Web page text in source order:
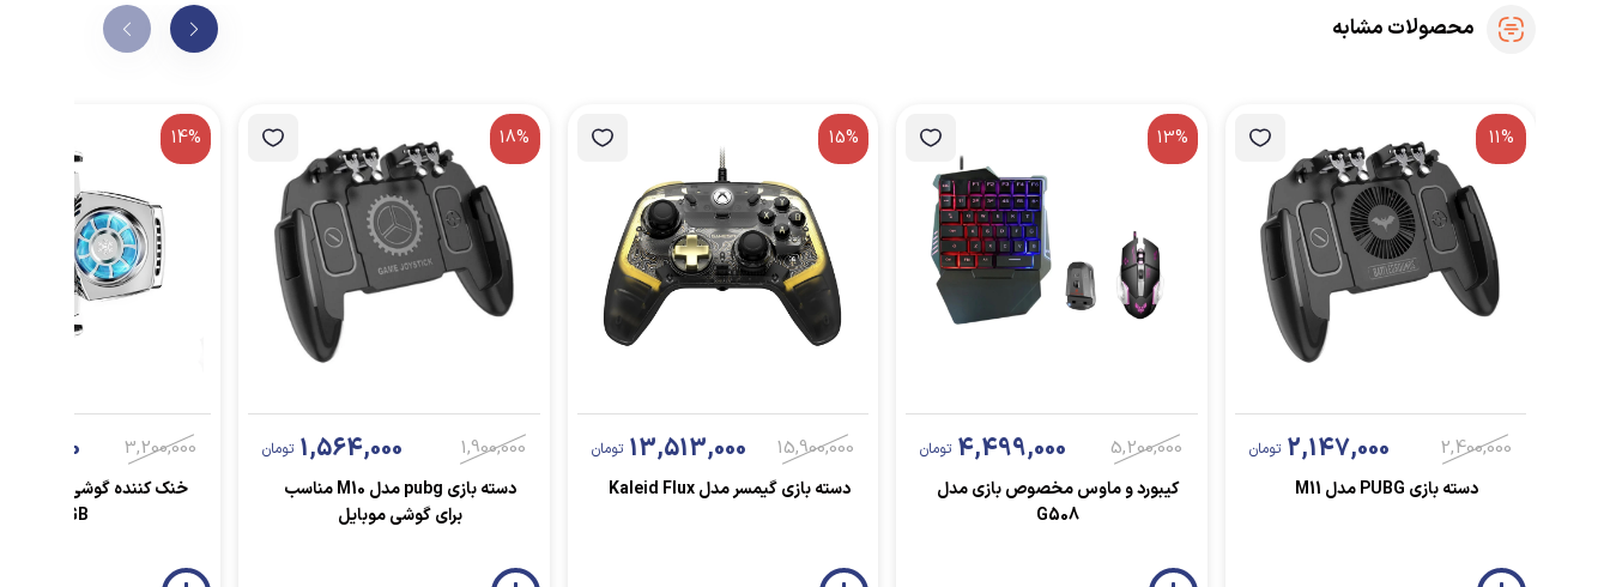
محصولات مشابه
11%
2,400,000
2,147,000 تومان
دسته بازی PUBG مدل M11
13%
5,200,000
4,499,000 تومان
کیبورد و ماوس مخصوص بازی مدل
G508
15%
15,900,000
13,513,000 تومان
دسته بازی گیمسر مدل Kaleid Flux
18%
1,900,000
1,564,000 تومان
دسته بازی pubg مدل M10 مناسب
برای گوشی موبایل
14%
3,200,000
RGB